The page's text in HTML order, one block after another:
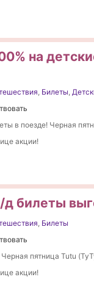
на
, Билеты,
в поезде! Черная
акции!
билеты
, Билеты
пятница Tutu
акции!